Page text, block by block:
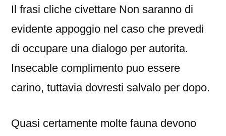
Il frasi cliche civettare Non saranno di
evidente appoggio nel caso che prevedi
di occupare una dialogo per autorita.
Insecable complimento puo essere
carino, tuttavia dovresti salvalo per dopo.
Quasi certamente molte fauna devono